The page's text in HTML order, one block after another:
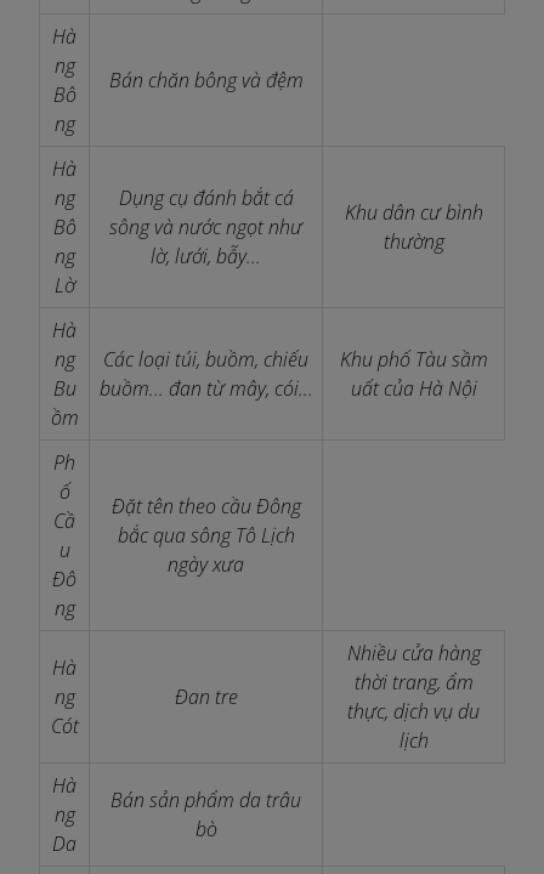
Hà
ng
Bô
ng
Bán chăn bông và đệm
Hà
ng
Bô
ng
Lờ
Dụng cụ đánh bắt cá
sông và nước ngọt như
lờ, lưới, bẫy...
Khu dân cư bình
thường
Hà
ng
Bu
ồm
Các loại túi, buồm, chiếu
buồm... đan từ mây, cói...
Khu phố Tàu sầm
uất của Hà Nội
Ph
ố
Cầ
u
Đô
ng
Đặt tên theo cầu Đông
bắc qua sông Tô Lịch
ngày xưa
Hà
ng
Cót
Đan tre
Nhiều cửa hàng
thời trang, ẩm
thực, dịch vụ du
lịch
Hà
ng
Da
Bán sản phẩm da trâu
bò